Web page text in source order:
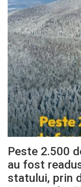
Peste 2.500
au fost
statului, prin